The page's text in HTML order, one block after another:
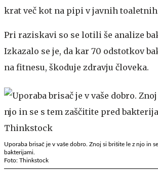
krat več kot na pipi v javnih
Pri raziskavi so se lotili še analize
Izkazalo se je, da kar 70 odstotkov
na fitnesu, škoduje zdravju človeka.
Uporaba brisač je v vaše dobro. Znoj si brišite le z njo in
bakterijami.
Foto: Thinkstock